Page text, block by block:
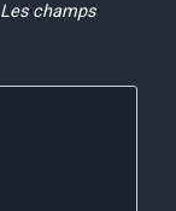
Les champs